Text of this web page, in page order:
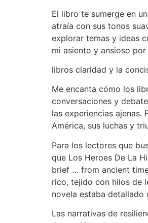
El libro te sumerge en
atraía con sus tonos
explorar temas y ideas
mi asiento y ansioso
libros claridad y la
Me encanta cómo los
conversaciones y
las experiencias
América, sus luchas y
Para los lectores que
que Los Heroes De La
brief … from ancient
rico, tejido con hilos de
novela estaba detallado
Las narrativas de